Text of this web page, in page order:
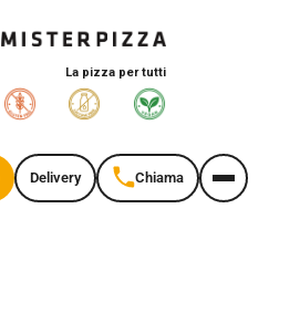
La pizza per tutti
Delivery Chiama